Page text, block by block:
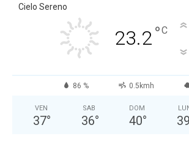
Cielo Sereno
23.2°C
86 % 0.5kmh
VEN
37°
SAB
36°
DOM
40° 39